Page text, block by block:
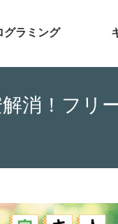
グラミング
消！フリ